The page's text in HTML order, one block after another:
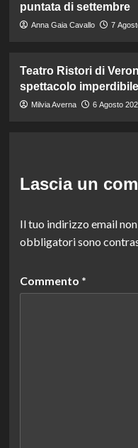
puntata di settembre
Anna Gaia Cavallo 7
Teatro Ristori di
spettacolo
Milvia Averna 6 Agosto
Lascia un
Il tuo indirizzo email
obbligatori sono
Commento *